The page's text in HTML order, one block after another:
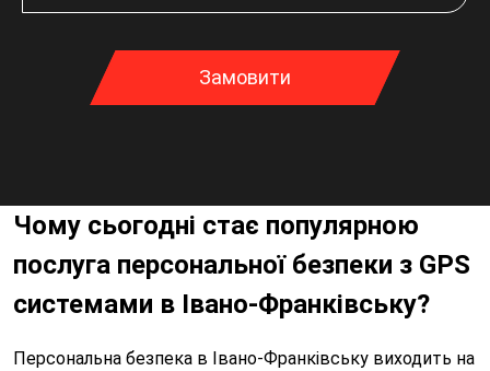
Замовити
Чому сьогодні стає популярною
послуга персональної безпеки з GPS
системами в Івано-Франківську?
Персональна безпека в Івано-Франківську виходить на